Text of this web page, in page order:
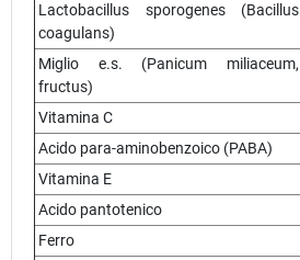
Lactobacillus sporogenes (Bacillus
coagulans)
Miglio e.s. (Panicum miliaceum,
fructus)
Vitamina C
Acido para-aminobenzoico (PABA)
Vitamina E
Acido pantotenico
Ferro